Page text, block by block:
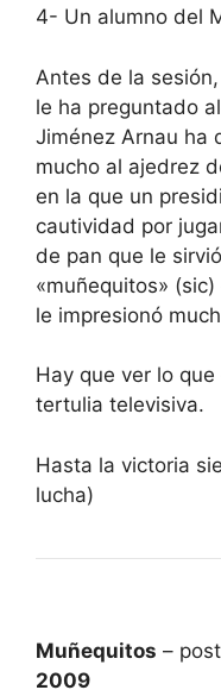
4- Un alumno del
Antes de la
le ha preguntado
Jiménez Arnau ha
mucho al ajedrez
en la que un
cautividad por
de pan que le
«muñequitos»
le impresionó
Hay que ver lo
tertulia televisiva.
Hasta la victoria
lucha)
Muñequitos –
2009